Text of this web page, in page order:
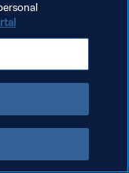
إدارة تفضيلات ملفات تعريف